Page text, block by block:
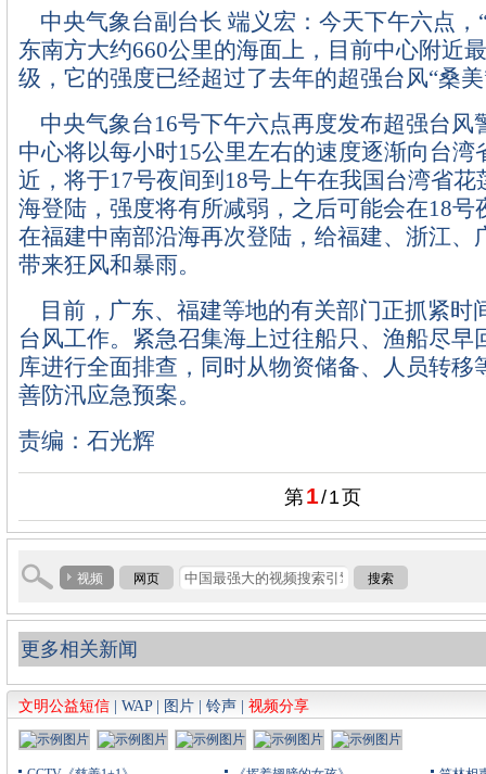
中央气象台副台长 端义宏：今天下午六点，
东南方大约660公里的海面上，目前中心附近
级，它的强度已经超过了去年的超强台风“桑美
中央气象台16号下午六点再度发布超强台风
中心将以每小时15公里左右的速度逐渐向台湾
近，将于17号夜间到18号上午在我国台湾省花
海登陆，强度将有所减弱，之后可能会在18号
在福建中南部沿海再次登陆，给福建、浙江、
带来狂风和暴雨。
目前，广东、福建等地的有关部门正抓紧时
台风工作。紧急召集海上过往船只、渔船尽早
库进行全面排查，同时从物资储备、人员转移
善防汛应急预案。
责编：石光辉
第1/1页
视频 网页 搜索
更多相关新闻
文明公益短信 WAP| 图片 铃声 视频分享